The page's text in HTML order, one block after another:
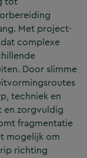
Met project-
complexe
Door slimme
techniek en
en zorgvuldig
fragmentatie
mogelijk om
richting